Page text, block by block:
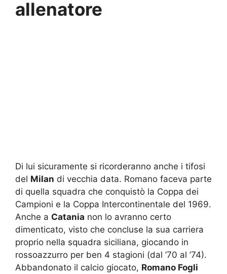
allenatore
Di lui sicuramente si ricorderanno anche i tifosi
del Milan di vecchia data. Romano faceva parte
di quella squadra che conquistò la Coppa dei
Campioni e la Coppa Intercontinentale del 1969.
Anche a Catania non lo avranno certo
dimenticato, visto che concluse la sua carriera
proprio nella squadra siciliana, giocando in
rossoazzurro per ben 4 stagioni (dal ’70 al ’74).
Abbandonato il calcio giocato, Romano Fogli